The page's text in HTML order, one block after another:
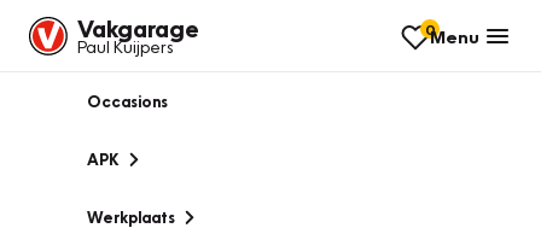
Vakgarage
Paul Kuijpers
0Menu
Occasions
APK
Werkplaats